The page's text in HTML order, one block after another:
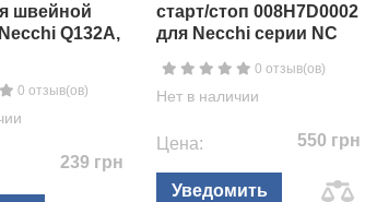
швейной
Q132A,
0 отзыв(ов)
239 грн
старт/стоп 008H7D0002
для Necchi серии NC
0 отзыв(ов)
Нет в наличии
Цена: 550 грн
Уведомить